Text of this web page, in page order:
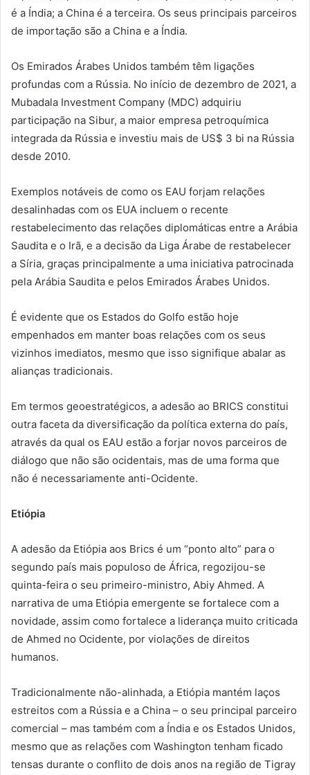
é a Índia; a China é a terceira. Os seus principais parceiros
de importação são a China e a Índia.
Os Emirados Árabes Unidos também têm ligações
profundas com a Rússia. No início de dezembro de 2021, a
Mubadala Investment Company (MDC) adquiriu
participação na Sibur, a maior empresa petroquímica
integrada da Rússia e investiu mais de US$ 3 bi na Rússia
desde 2010.
Exemplos notáveis de como os EAU forjam relações
desalinhadas com os EUA incluem o recente
restabelecimento das relações diplomáticas entre a Arábia
Saudita e o Irã, e a decisão da Liga Árabe de restabelecer
a Síria, graças principalmente a uma iniciativa patrocinada
pela Arábia Saudita e pelos Emirados Árabes Unidos.
É evidente que os Estados do Golfo estão hoje
empenhados em manter boas relações com os seus
vizinhos imediatos, mesmo que isso signifique abalar as
alianças tradicionais.
Em termos geoestratégicos, a adesão ao BRICS constitui
outra faceta da diversificação da política externa do país,
através da qual os EAU estão a forjar novos parceiros de
diálogo que não são ocidentais, mas de uma forma que
não é necessariamente anti-Ocidente.
Etiópia
A adesão da Etiópia aos Brics é um “ponto alto” para o
segundo país mais populoso de África, regozijou-se
quinta-feira o seu primeiro-ministro, Abiy Ahmed. A
narrativa de uma Etiópia emergente se fortalece com a
novidade, assim como fortalece a liderança muito criticada
de Ahmed no Ocidente, por violações de direitos
humanos.
Tradicionalmente não-alinhada, a Etiópia mantém laços
estreitos com a Rússia e a China – o seu principal parceiro
comercial – mas também com a Índia e os Estados Unidos,
mesmo que as relações com Washington tenham ficado
tensas durante o conflito de dois anos na região de Tigray